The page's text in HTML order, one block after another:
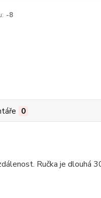
-8
0
Ručka je dlouhá